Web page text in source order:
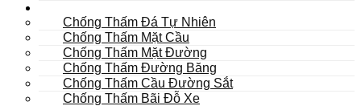
Chống Thấm Đá Tự Nhiên
Chống Thấm Mặt Cầu
Chống Thấm Mặt Đường
Chống Thấm Đường Băng
Chống Thấm Cầu Đường Sắt
Chống Thấm Bãi Đỗ Xe